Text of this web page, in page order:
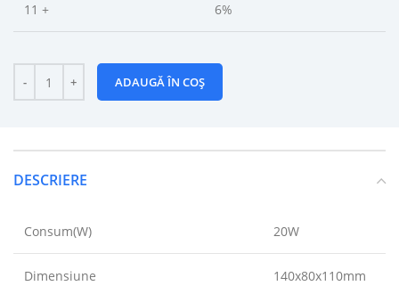
11 + 6%
ADAUGĂ ÎN COȘ
DESCRIERE
Consum(W) 20W
Dimensiune 140x80x110mm